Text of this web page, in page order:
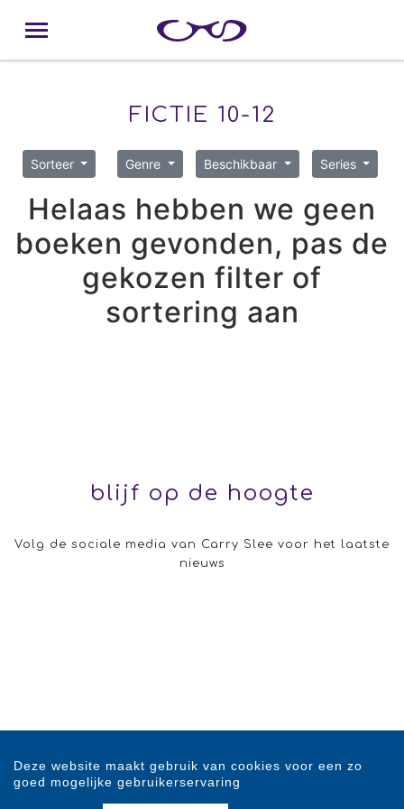
FICTIE 10-12
Sorteer Genre Beschikbaar Series
Helaas hebben we geen
boeken gevonden, pas de
gekozen filter of
sortering aan
blijf op de hoogte
Volg de sociale media van Carry Slee voor het laatste
nieuws
Deze website maakt gebruik van cookies voor een zo
goed mogelijke gebruikerservaring